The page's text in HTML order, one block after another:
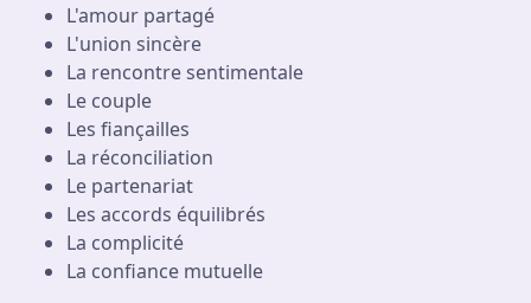
L'amour partagé
L'union sincère
La rencontre sentimentale
Le couple
Les fiançailles
La réconciliation
Le partenariat
Les accords équilibrés
La complicité
La confiance mutuelle